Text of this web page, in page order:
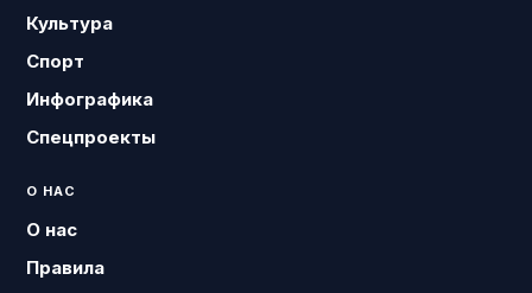
Культура
Спорт
Инфографика
Спецпроекты
О НАС
О нас
Правила